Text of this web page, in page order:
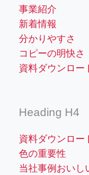
事業紹介
新着情報
分かりやすさ
コピーの明快さ
資料ダウンロー
Heading H4
資料ダウンロー
色の重要性
当社事例おい